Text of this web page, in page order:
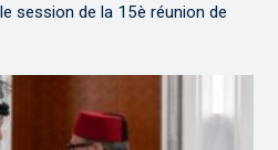
session de la 15è réunion de